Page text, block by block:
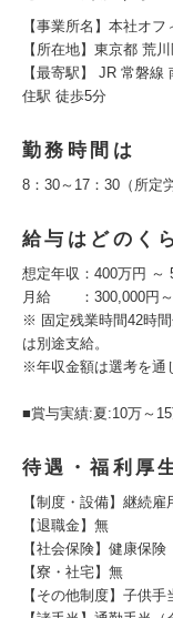
【事業所名】本社オフ
【所在地】東京都 荒
【最寄駅】 JR 常磐
住駅 徒歩5分
勤務時間は
8：30～17：30（所定
給与はどのく
想定年収：400万円 ～
月給 ：300,000円～
※ 固定残業時間42時
は別途支給。
※年収金額は選考を通
■賞与実績:夏:10万～
待遇・福利厚
【制度・設備】継続
【退職金】無
【社会保険】健康
【寮・社宅】無
【その他制度】子供